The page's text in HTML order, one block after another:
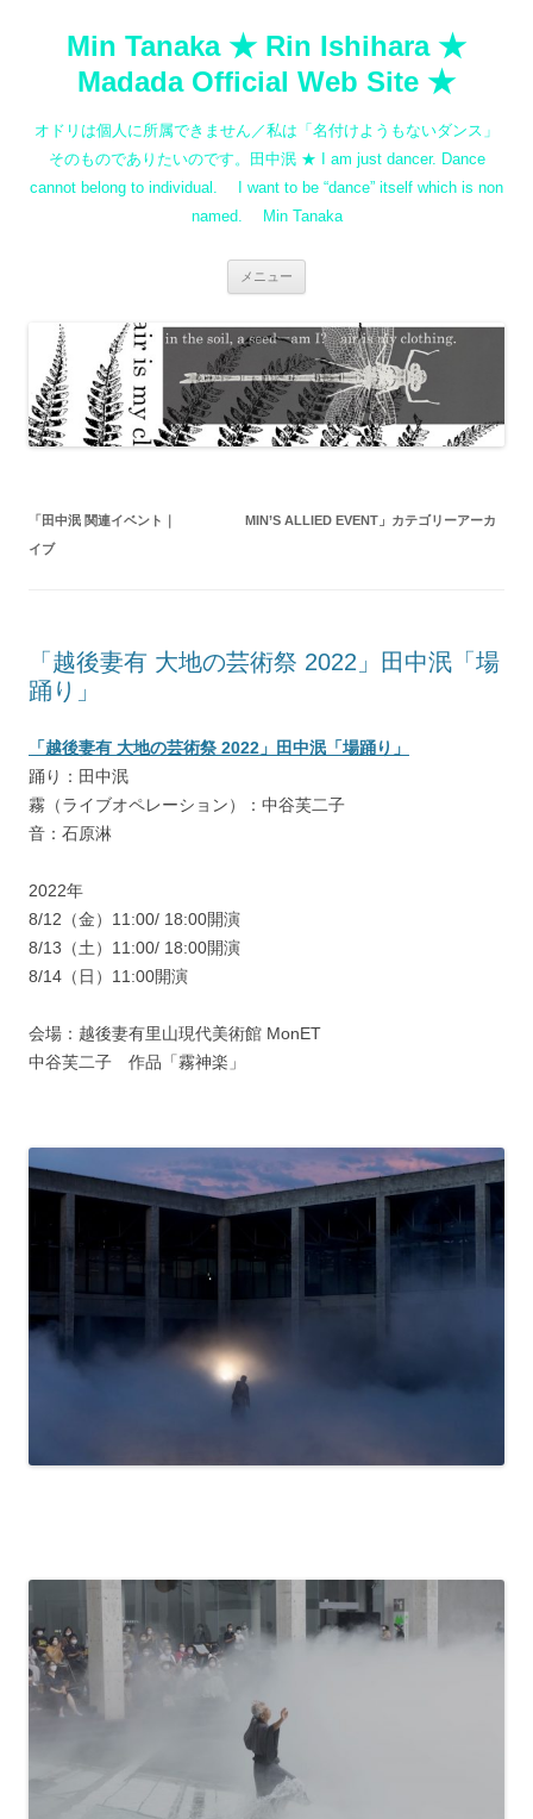
キ
ッ
Min Tanaka ★ Rin Ishihara ★
Madada Official Web Site ★
オドリは個人に所属できません／私は「名付けようもないダンス」
そのものでありたいのです。田中泯 ★ I am just dancer. Dance
cannot belong to individual. I want to be “dance” itself which is non
named. Min Tanaka
メニュー
「田中泯 関連イベント｜ MIN’S ALLIED EVENT 」カテゴリーアーカ
イブ
「越後妻有 大地の芸術祭 2022」田中泯「場
踊り」
「越後妻有 大地の芸術祭 2022」田中泯「場踊り」
踊り：田中泯
霧（ライブオペレーション）：中谷芙二子
音：石原淋
2022年
8/12（金）11:00/ 18:00開演
8/13（土）11:00/ 18:00開演
8/14（日）11:00開演
会場：越後妻有里山現代美術館 MonET
中谷芙二子 作品「霧神楽」